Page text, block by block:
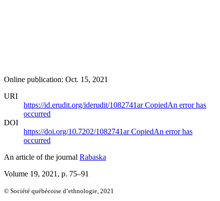
Online publication: Oct. 15, 2021
URI
https://id.erudit.org/iderudit/1082741arCopiedAn error has
occurred
DOI
https://doi.org/10.7202/1082741arCopiedAn error has
occurred
An article of the journal Rabaska
Volume 19, 2021 , p. 75–91
© Société québécoise d’ethnologie, 2021